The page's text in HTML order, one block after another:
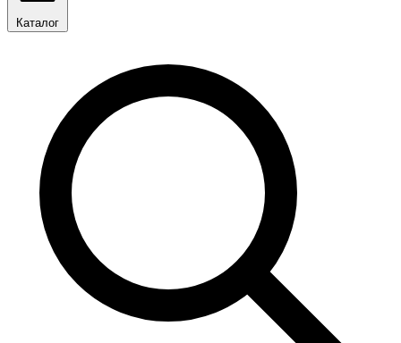
Каталог